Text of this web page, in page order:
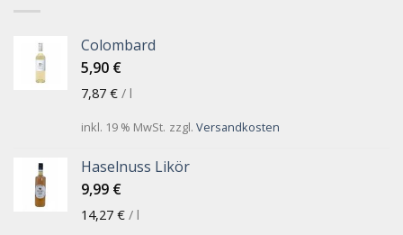
Colombard
5,90 €
7,87 € / l
inkl. 19 % MwSt. zzgl. Versandkosten
Haselnuss Likör
9,99 €
14,27 € / l